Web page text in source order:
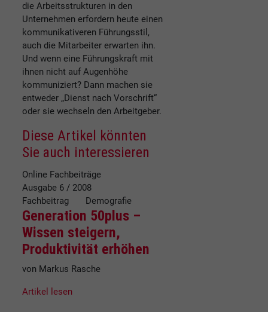
die Arbeitsstrukturen in den
Unternehmen erfordern heute einen
kommunikativeren Führungsstil,
auch die Mitarbeiter erwarten ihn.
Und wenn eine Führungskraft mit
ihnen nicht auf Augenhöhe
kommuniziert? Dann machen sie
entweder „Dienst nach Vorschrift“
oder sie wechseln den Arbeitgeber.
Diese Artikel könnten
Sie auch interessieren
Online Fachbeiträge
Ausgabe 6 / 2008
Fachbeitrag Demografie
Generation 50plus –
Wissen steigern,
Produktivität erhöhen
von Markus Rasche
Artikel lesen